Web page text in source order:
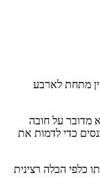
מתחת לארבע
מדובר על חובה
כדי לדמות את
כלפי הכלה רצינית